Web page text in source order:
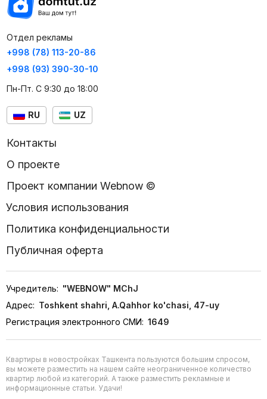
Отдел рекламы
+998 (78) 113-20-86
+998 (93) 390-30-10
Пн-Пт. С 9:30 до 18:00
RU UZ
Контакты
О проекте
Проект компании Webnow ©
Условия использования
Политика конфиденциальности
Публичная оферта
Учредитель: "WEBNOW" MChJ
Адрес: Toshkent shahri, A.Qahhor ko'chasi, 47-uy
Регистрация электронного СМИ: 1649
Квартиры в новостройках Ташкента пользуются большим спросом,
вы можете разместить на нашем сайте неограниченное количество
квартир любой из категорий. А также разместить рекламные и
информационные статьи. Удачи!